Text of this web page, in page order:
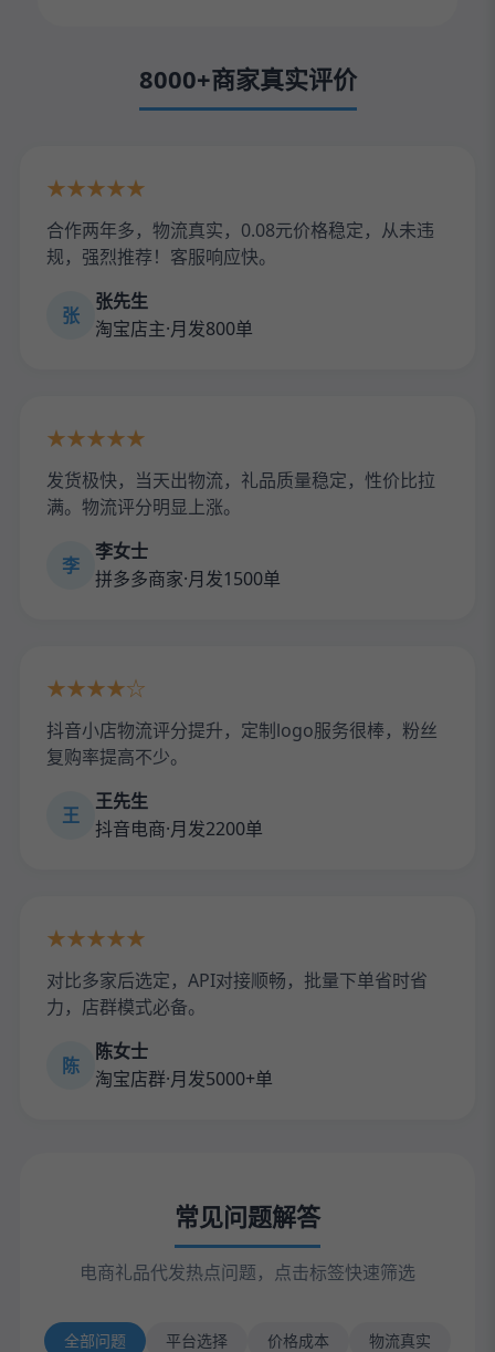
8000+商家真实评价
★★★★★
合作两年多，物流真实，0.08元价格稳定，从未违
规，强烈推荐！客服响应快。
张
张先生
淘宝店主·月发800单
★★★★★
发货极快，当天出物流，礼品质量稳定，性价比拉
满。物流评分明显上涨。
李
李女士
拼多多商家·月发1500单
★★★★☆
抖音小店物流评分提升，定制logo服务很棒，粉丝
复购率提高不少。
王
王先生
抖音电商·月发2200单
★★★★★
对比多家后选定，API对接顺畅，批量下单省时省
力，店群模式必备。
陈
陈女士
淘宝店群·月发5000+单
常见问题解答
电商礼品代发热点问题，点击标签快速筛选
全部问题 平台选择 价格成本
物流真实